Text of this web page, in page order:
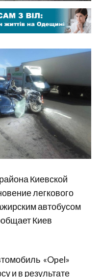
Киевской
легкового
автобусом
Киев
«Opel»
и в результате